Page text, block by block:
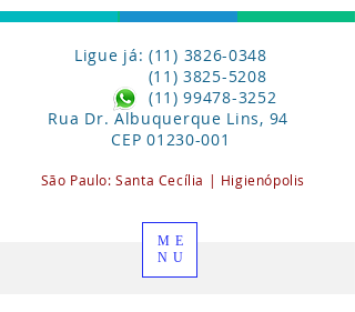
Ligue já: (11) 3826-0348
(11) 3825-5208
(11) 99478-3252
Rua Dr. Albuquerque Lins, 94
CEP01230-001
São Paulo:Santa Cecília | Higienópolis
ME
NU